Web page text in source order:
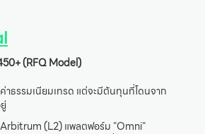
(RFQ Model)
าธรรมเนียมเทรด แต่จะมีต้นทุนที่โดนจาก
Arbitrum (L2) แพลตฟอร์ม "Omni"